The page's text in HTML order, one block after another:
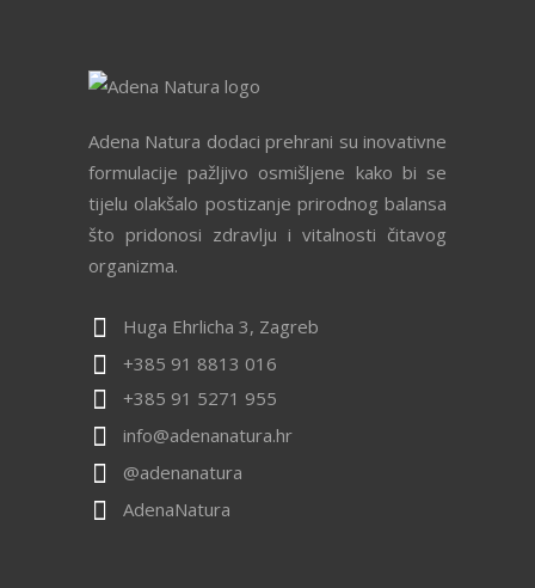
Adena Natura dodaci prehrani su inovativne
formulacije pažljivo osmišljene kako bi se
tijelu olakšalo postizanje prirodnog balansa
što pridonosi zdravlju i vitalnosti čitavog
organizma.
Huga Ehrlicha 3, Zagreb
+385 91 8813 016
+385 91 5271 955
info@adenanatura.hr
@adenanatura
AdenaNatura